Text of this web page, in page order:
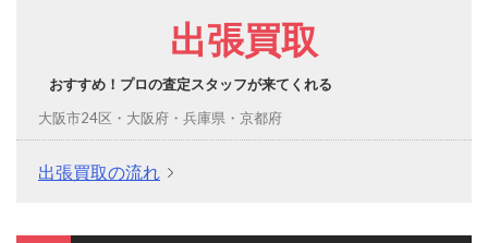
出張買取
おすすめ！プロの査定スタッフが来てくれる
大阪市24区・大阪府・兵庫県・京都府
出張買取の流れ